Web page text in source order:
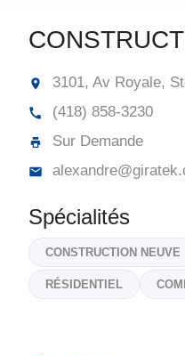
3101, Av Royale,
(418) 858-3230
Sur Demande
Spécialités
CONSTRUCTION NEUVE
RÉSIDENTIEL